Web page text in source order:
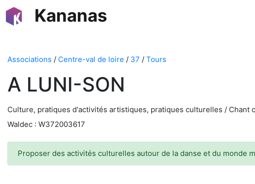
Kananas
Associations / Centre-val de loire / 37 / Tours
A LUNI-SON
Culture, pratiques d'activités artistiques, pratiques culturelles / Chant
Waldec : W372003617
Proposer des activités culturelles autour de la danse et du monde